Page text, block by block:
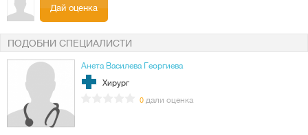
Дай оценка
ПОДОБНИ СПЕЦИАЛИСТИ
Анета Василева Георгиева
Хирург
0 дали оценка